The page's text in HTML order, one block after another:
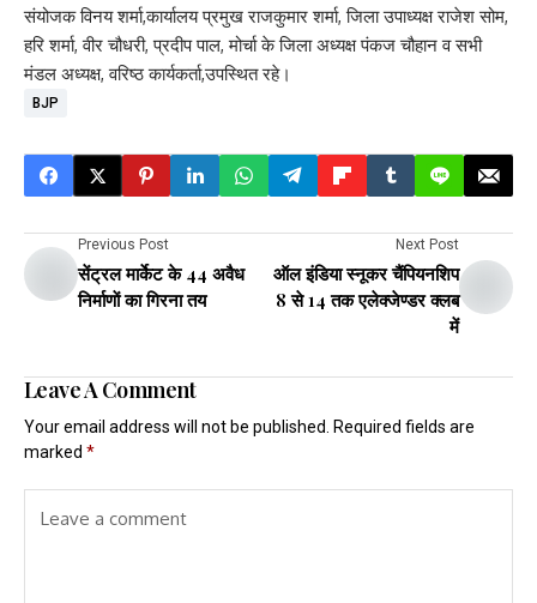
संयोजक विनय शर्मा,कार्यालय प्रमुख राजकुमार शर्मा, जिला उपाध्यक्ष राजेश सोम,
हरि शर्मा, वीर चौधरी, प्रदीप पाल, मोर्चा के जिला अध्यक्ष पंकज चौहान व सभी
मंडल अध्यक्ष, वरिष्ठ कार्यकर्ता,उपस्थित रहे।
BJP
Previous Post
सेंट्रल मार्केट के 44 अवैध
निर्माणाें का गिरना तय
Next Post
ऑल इंडिया स्नूकर चैंपियनशिप
8 से 14 तक एलेक्जेण्डर क्लब
में
Leave A Comment
Your email address will not be published.
Required fields are
marked *